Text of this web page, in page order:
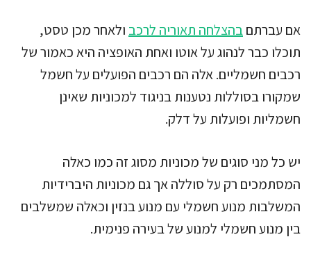
אם עברתםבהצלחה תאוריה לרכב ולאחר מכן טסט,
תוכלו כבר לנהוג על אוטו ואחת האופציה היא כאמור של
רכבים חשמליים. אלה הם רכבים הפועלים על חשמל
שמקורו בסוללות נטענות בניגוד למכוניות שאינן
חשמליות ופועלות על דלק.
יש כל מני סוגים של מכוניות מסוג זה כמו כאלה
המסתמכים רק על סוללה אך גם מכוניות היברידיות
המשלבות מנוע חשמלי עם מנוע בנזין וכאלה שמשלבים
בין מנוע חשמלי למנוע של בעירה פנימית.